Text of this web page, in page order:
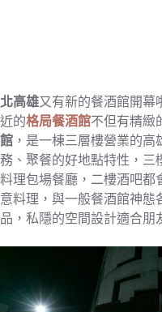
北高雄又有新的餐酒館開幕
近的格局餐酒館不但有精緻
館 ，是一棟三層樓營業的
務、聚餐的好地點特性，三
料理包場餐廳，二樓酒吧都
意料理，與一般餐酒館神態
品，私隱的空間設計適合朋